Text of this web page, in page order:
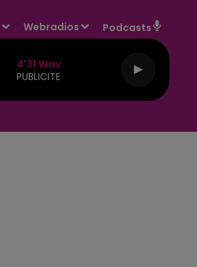
Webradios Podcasts
4'31.wav
PUBLICITE